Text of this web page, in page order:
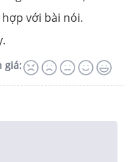
với bài nói.
giá: